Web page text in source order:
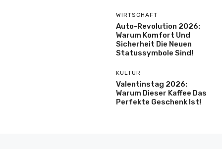
WIRTSCHAFT
Auto-Revolution 2026:
Warum Komfort Und
Sicherheit Die Neuen
Statussymbole Sind!
KULTUR
Valentinstag 2026:
Warum Dieser Kaffee Das
Perfekte Geschenk Ist!